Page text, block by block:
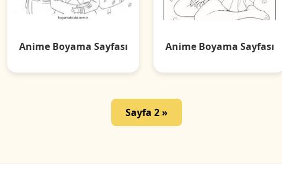
Anime Boyama Sayfası Anime Boyama Sayfası
Sayfa 2 »